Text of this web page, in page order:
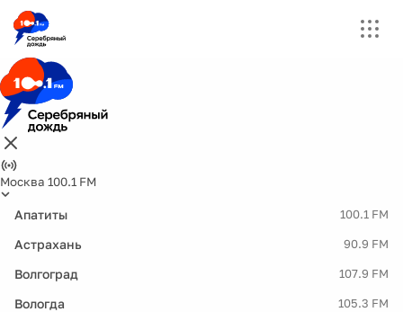
Москва 100.1 FM
Апатиты 100.1 FM
Астрахань 90.9 FM
Волгоград 107.9 FM
Вологда 105.3 FM